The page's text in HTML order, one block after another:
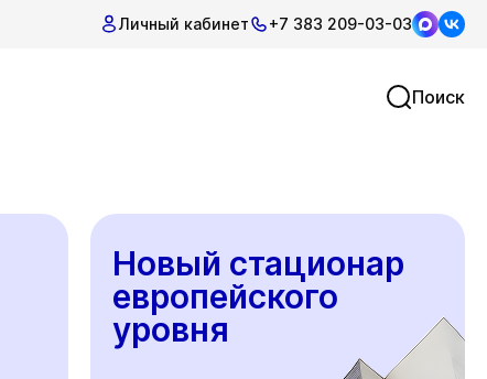
Личный кабинет +7 383 209-03-03
Поиск
Новый стационар
европейского
уровня